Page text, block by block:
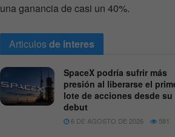
una ganancia de casi un 40%.
Articulosde interes
SpaceX podría sufrir más
presión al liberarse el
lote de acciones desde su
debut
6 DE AGOSTO DE 2026 581